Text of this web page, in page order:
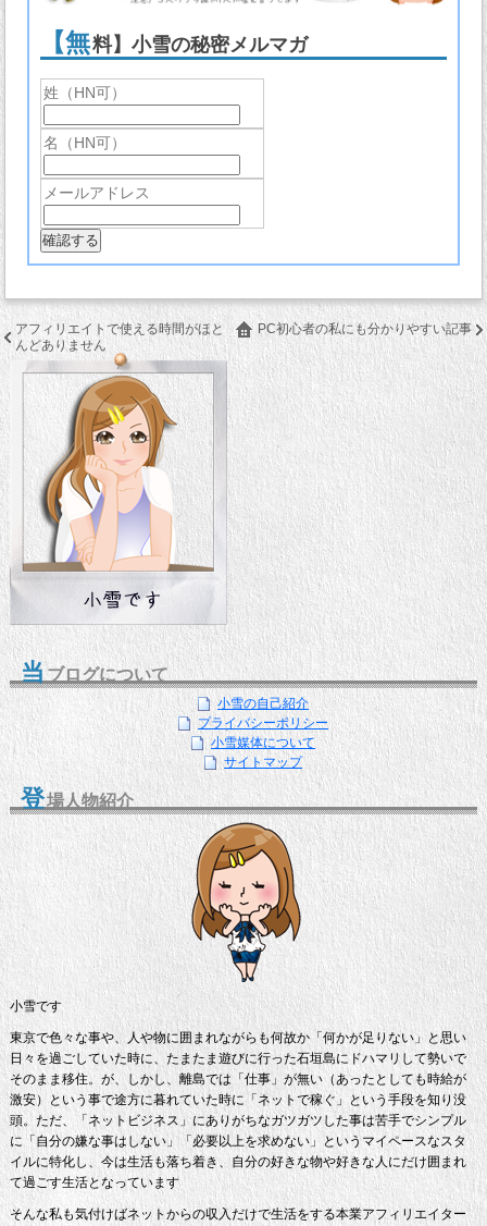
【無料】小雪の秘密メルマガ
姓（HN可）
名（HN可）
メールアドレス
アフィリエイトで使える時間がほと
んどありません
PC初心者の私にも分かりやすい記事
当ブログについて
小雪の自己紹介
プライバシーポリシー
小雪媒体について
サイトマップ
登場人物紹介
小雪です
東京で色々な事や、人や物に囲まれながらも何故か「何かが足りない」と思い
日々を過ごしていた時に、たまたま遊びに行った石垣島にドハマリして勢いで
そのまま移住。が、しかし、離島では「仕事」が無い（あったとしても時給が
激安）という事で途方に暮れていた時に「ネットで稼ぐ」という手段を知り没
頭。ただ、「ネットビジネス」にありがちなガツガツした事は苦手でシンプル
に「自分の嫌な事はしない」「必要以上を求めない」というマイペースなスタ
イルに特化し、今は生活も落ち着き、自分の好きな物や好きな人にだけ囲まれ
て過ごす生活となっています
そんな私も気付けばネットからの収入だけで生活をする本業アフィリエイター